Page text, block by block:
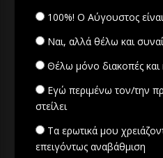
100%! Ο Αύγουστος
Ναι, αλλά θέλω και
Θέλω μόνο διακοπές και
Εγώ περιμένω τον/την
στείλει
Τα ερωτικά μου
επειγόντως αναβάθμιση